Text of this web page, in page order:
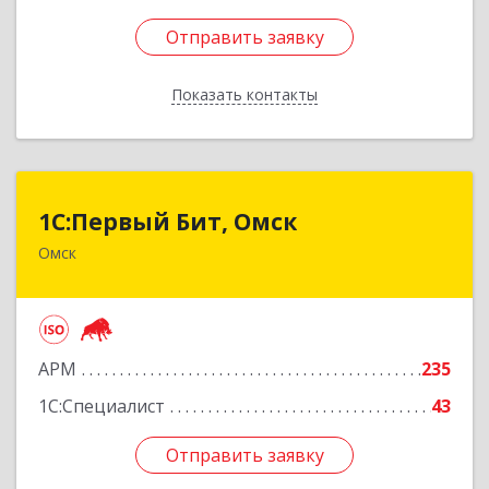
Отправить заявку
Показать контакты
Отправить заявку
Назад
1С:Первый Бит, Омск
Омск
АРМ
235
1С:Специалист
43
Отправить заявку
644099, Омская обл, Омск г, Гагарина ул, дом №
Отправить заявку